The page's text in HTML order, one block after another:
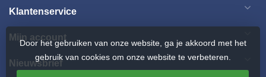
Klantenservice
Mijn account
Nieuwsbrief
Door het gebruiken van onze website, ga je akkoord met het
gebruik van cookies om onze website te verbeteren.